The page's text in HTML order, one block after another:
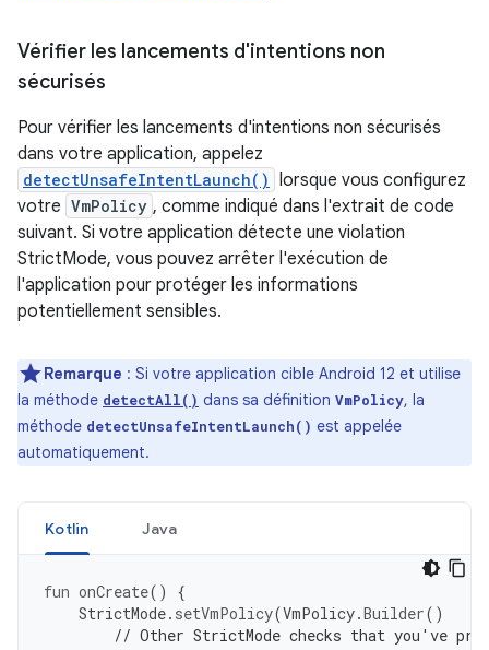
Vérifier les lancements d'intentions non
sécurisés
Pour vérifier les lancements d'intentions non sécurisés
dans votre application, appelez
detectUnsafeIntentLaunch() lorsque vous configurez
votre VmPolicy , comme indiqué dans l'extrait de code
suivant. Si votre application détecte une violation
StrictMode, vous pouvez arrêter l'exécution de
l'application pour protéger les informations
potentiellement sensibles.
Remarque : Si votre application cible Android 12 et utilise
la méthode detectAll() dans sa définition VmPolicy, la
méthode detectUnsafeIntentLaunch() est appelée
automatiquement.
Kotlin Java
fun onCreate()
{
StrictMode. setVmPolicy(VmPolicy.Builder()
// Other StrictMode checks that you've